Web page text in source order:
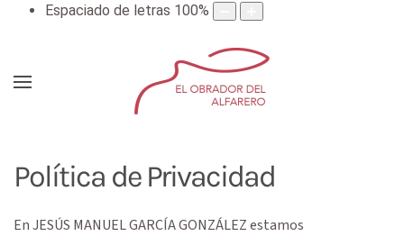
Espaciado de letras 100%
Política de Privacidad
EnJESÚS MANUEL GARCÍA GONZÁLEZestamos